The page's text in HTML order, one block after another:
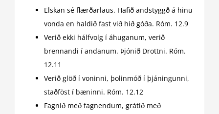
Elskan sé flærðarlaus. Hafið andstyggð á hinu
vonda en haldið fast við hið góða. Róm. 12.9
Verið ekki hálfvolg í áhuganum, verið
brennandi í andanum. Þjónið Drottni. Róm.
12.11
Verið glöð í voninni, þolinmóð í þjáningunni,
staðföst í bæninni. Róm. 12.12
Fagnið með fagnendum, grátið með